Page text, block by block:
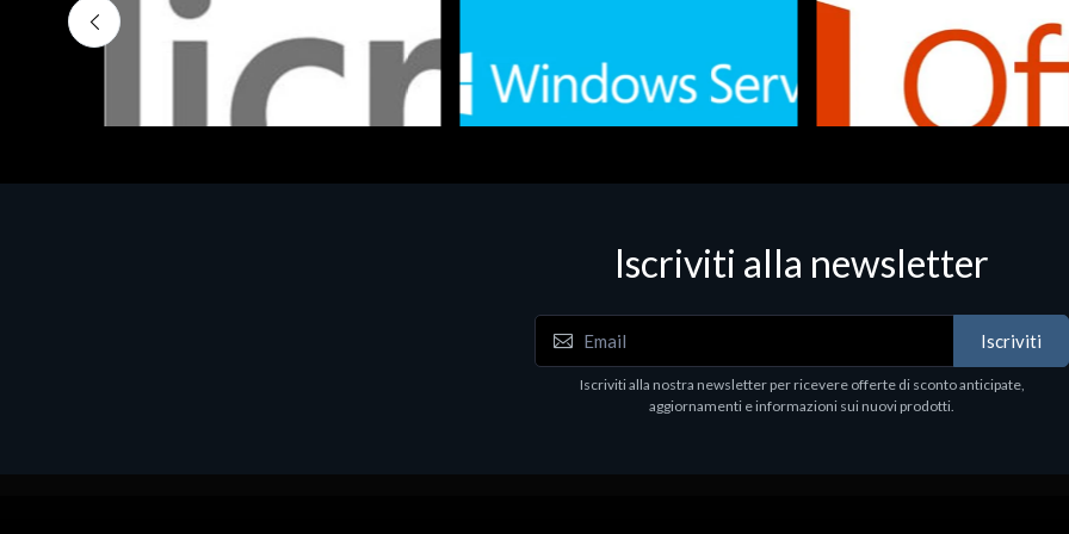
Software - Office Productivity Software - Office Productivity
Iscriviti alla newsletter
Iscriviti
Iscriviti alla nostra newsletter per ricevere offerte di sconto anticipate,
aggiornamenti e informazioni sui nuovi prodotti.